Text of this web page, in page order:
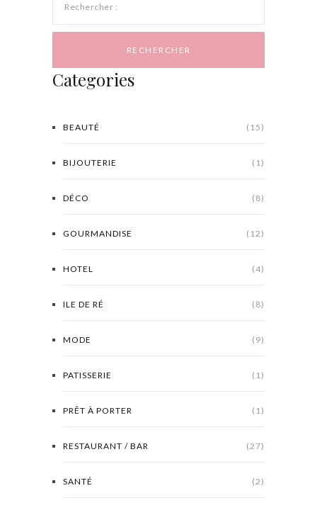
Rechercher :
Categories
BEAUTÉ (15)
BIJOUTERIE (1)
DÉCO (8)
GOURMANDISE (12)
HOTEL (4)
ILE DE RÉ (8)
MODE (9)
PATISSERIE (1)
PRÊT À PORTER (1)
RESTAURANT / BAR (27)
SANTÉ (2)